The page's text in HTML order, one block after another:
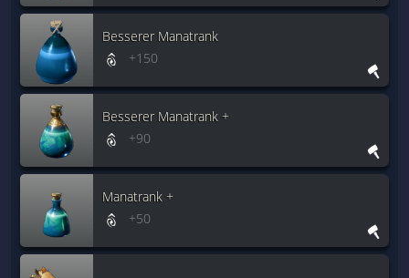
Besserer Manatrank
+150
Besserer Manatrank +
+90
Manatrank +
+50